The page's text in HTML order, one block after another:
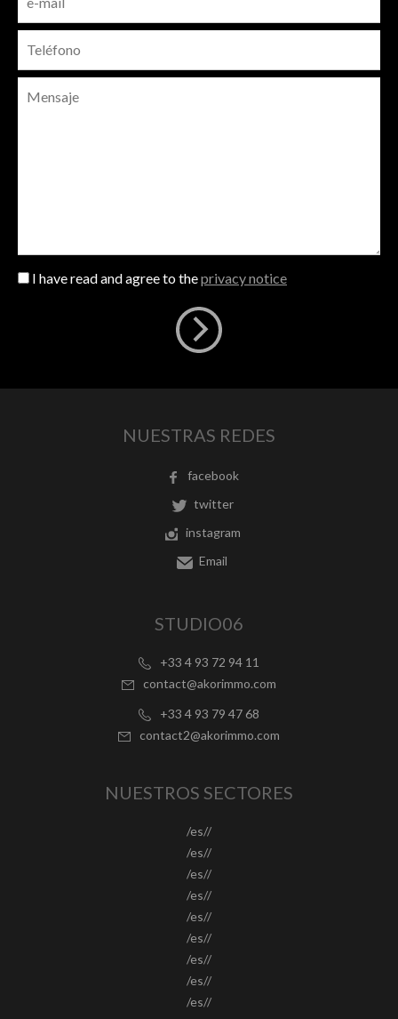
I have read and agree to theprivacy notice
NUESTRAS REDES
facebook
twitter
instagram
Email
STUDIO06
+33 4 93 72 94 11
contact@akorimmo.com
+33 4 93 79 47 68
contact2@akorimmo.com
NUESTROS SECTORES
/es//
/es//
/es//
/es//
/es//
/es//
/es//
/es//
/es//